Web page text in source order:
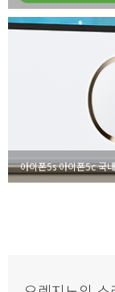
아이폰5s 아이폰5c 국